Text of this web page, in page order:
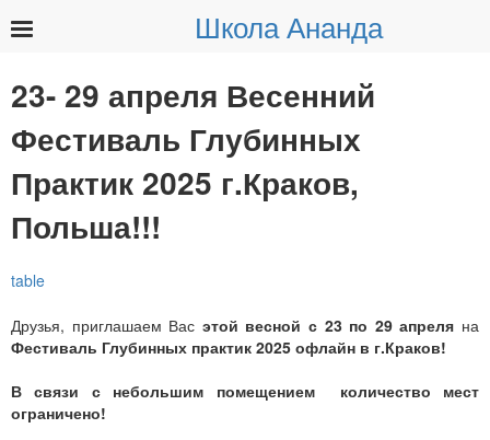
Школа Ананда
23- 29 апреля Весенний
Фестиваль Глубинных
Практик 2025 г.Краков,
Польша!!!
Друзья, приглашаем Вас этой веснойс 23 по 29 апреля на
Фестиваль Глубинных практик 2025 офлайн в г.Краков!
В связи с небольшим помещением количество мест
ограничено!